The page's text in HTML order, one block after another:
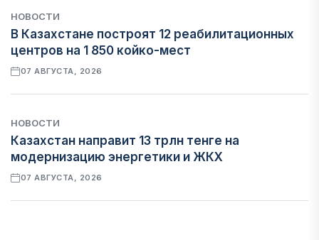
НОВОСТИ
В Казахстане построят 12 реабилитационных
центров на 1 850 койко-мест
07 АВГУСТА, 2026
НОВОСТИ
Казахстан направит 13 трлн тенге на
модернизацию энергетики и ЖКХ
07 АВГУСТА, 2026